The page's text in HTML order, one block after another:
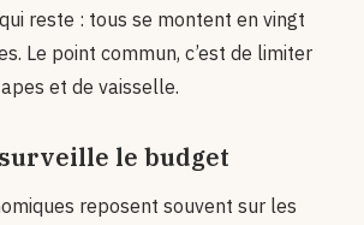
reste : tous se montent en vingt
Le point commun, c’est de limiter
et de vaisselle.
le budget
reposent souvent sur les